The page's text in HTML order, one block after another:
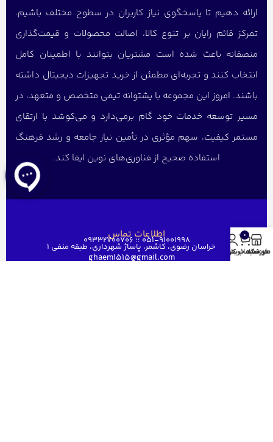
ارائه دهیم تا پاسخگوی نیاز کاربران در سطوح مختلف باشیم.
تمرکز قائم رایان بر تنوع کالا، اصالت محصولات و قیمت‌گذاری
منصفانه باعث شده است مشتریان بتوانند با اطمینان کامل
انتخاب کنند و تجربه‌ای مطمئن از خرید تجهیزات دیجیتال داشته
باشند. امروز این مجموعه با پشتوانه تیمی متخصص و متعهد، در
مسیر توسعه خدمات خود گام برمی‌دارد و می‌کوشد با ارتقای
مستمر کیفیت، سهم مؤثری در تأمین نیاز جامعه و رشد فرهنگ
استفاده صحیح از فناوری‌های نوین ایفا کند.
اطلاعات تماس051-91001998 ؛؛ 09332700706
خراسان رضوی، کاشمر، پاساژ شهرداری، طبقه منفی ۱
ghaem1515@gmail.com منوفروشگاه
0
سبد خرید
حساب کاربری من